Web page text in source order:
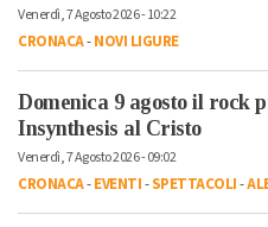
Venerdì, 7 Agosto 2026 - 10:22
CRONACA-NOVI LIGURE
Domenica 9 agosto il rock
Insynthesis al Cristo
Venerdì, 7 Agosto 2026 - 09:02
CRONACA-EVENTI-SPETTACOLI-